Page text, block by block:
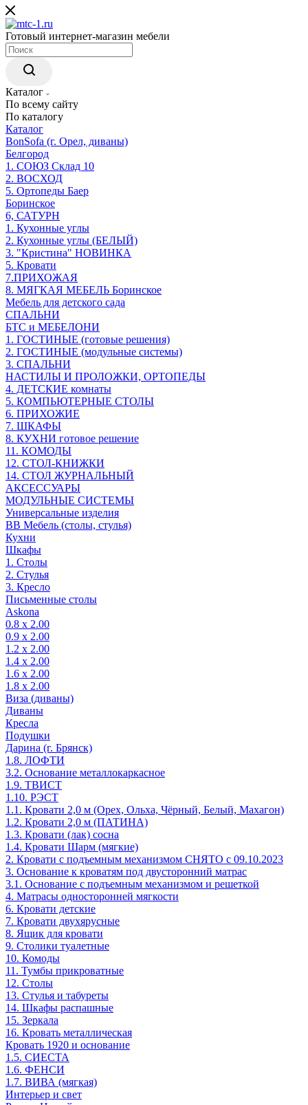
Готовый интернет-магазин мебели
Каталог
По всему сайту
По каталогу
Каталог
BonSofa (г. Орел, диваны)
Белгород
1. СОЮЗ Склад 10
2. ВОСХОД
5. Ортопеды Баер
Боринское
6, САТУРН
1. Кухонные углы
2. Кухонные углы (БЕЛЫЙ)
3. "Кристина" НОВИНКА
5. Кровати
7.ПРИХОЖАЯ
8. МЯГКАЯ МЕБЕЛЬ Боринское
Мебель для детского сада
СПАЛЬНИ
БТС и МЕБЕЛОНИ
1. ГОСТИНЫЕ (готовые решения)
2. ГОСТИНЫЕ (модульные системы)
3. СПАЛЬНИ
НАСТИЛЫ И ПРОЛОЖКИ, ОРТОПЕДЫ
4. ДЕТСКИЕ комнаты
5. КОМПЬЮТЕРНЫЕ СТОЛЫ
6. ПРИХОЖИЕ
7. ШКАФЫ
8. КУХНИ готовое решение
11. КОМОДЫ
12. СТОЛ-КНИЖКИ
14. СТОЛ ЖУРНАЛЬНЫЙ
АКСЕССУАРЫ
МОДУЛЬНЫЕ СИСТЕМЫ
Универсальные изделия
ВВ Мебель (столы, стулья)
Кухни
Шкафы
1. Столы
2. Стулья
3. Кресло
Письменные столы
Askona
0.8 х 2.00
0.9 х 2.00
1.2 х 2.00
1.4 х 2.00
1.6 х 2.00
1.8 х 2.00
Виза (диваны)
Диваны
Кресла
Подушки
Дарина (г. Брянск)
1.8. ЛОФТИ
3.2. Основание металлокаркасное
1.9. ТВИСТ
1.10. РЭСТ
1.1. Кровати 2,0 м (Орех, Ольха, Чёрный, Белый, Махагон)
1.2. Кровати 2,0 м (ПАТИНА)
1.3. Кровати (лак) сосна
1.4. Кровати Шарм (мягкие)
2. Кровати с подъемным механизмом СНЯТО с 09.10.2023
3. Основание к кроватям под двусторонний матрас
3.1. Основание с подъемным механизмом и решеткой
4. Матрасы односторонней мягкости
6. Кровати детские
7. Кровати двухярусные
8. Ящик для кровати
9. Столики туалетные
10. Комоды
11. Тумбы прикроватные
12. Столы
13. Стулья и табуреты
14. Шкафы распашные
15. Зеркала
16. Кровать металлическая
Кровать 1920 и основание
1.5. СИЕСТА
1.6. ФЕНСИ
1.7. ВИВА (мягкая)
Интерьер и свет